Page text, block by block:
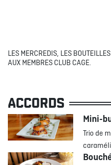
LES MERCREDIS, LES
AUX MEMBRES CLUB CAGE.
ACCORDS
Mini-
Trio de